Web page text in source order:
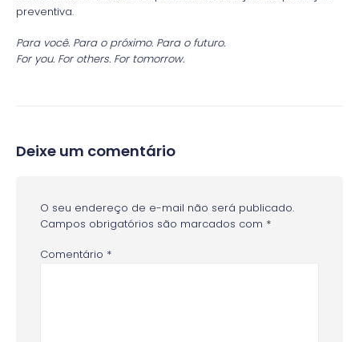
preventiva.
Para você. Para o próximo. Para o futuro.
For you. For others. For tomorrow.
Deixe um comentário
O seu endereço de e-mail não será publicado.
Campos obrigatórios são marcados com *
Comentário *